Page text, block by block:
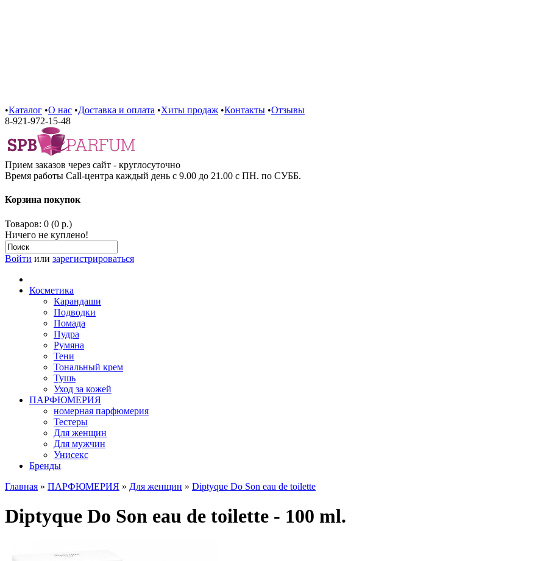
•Каталог •О нас •Доставка и оплата •Хиты продаж •Контакты •Отзывы
8-921-972-15-48
Прием заказов через сайт - круглосуточно
Время работы Call-центра каждый день с 9.00 до 21.00 с ПН. по СУББ.
Корзина покупок
Товаров: 0 (0 р.)
Ничего не куплено!
Войти или зарегистрироваться
Косметика
Карандаши
Подводки
Помада
Пудра
Румяна
Тени
Тональный крем
Тушь
Уход за кожей
ПАРФЮМЕРИЯ
номерная парфюмерия
Тестеры
Для женщин
Для мужчин
Унисекс
Бренды
Главная » ПАРФЮМЕРИЯ » Для женщин » Diptyque Do Son eau de toilette
Diptyque Do Son eau de toilette - 100 ml.